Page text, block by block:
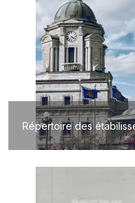
Répertoire des